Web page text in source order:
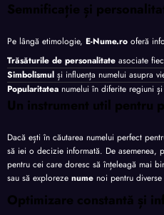
Semnificație și
Pe lângă etimologie, E-Nume.ro oferă
Trăsăturile de personalitate asociate
Simbolismul și influența numelui asupra
Popularitatea numelui în diferite regiuni
Un instrument util pentru
Dacă ești în căutarea numelui perfect
să iei o decizie informată. De asemenea,
pentru cei care doresc să înțeleagă mai
sau să exploreze nume noi pentru
Optimizare constantă și